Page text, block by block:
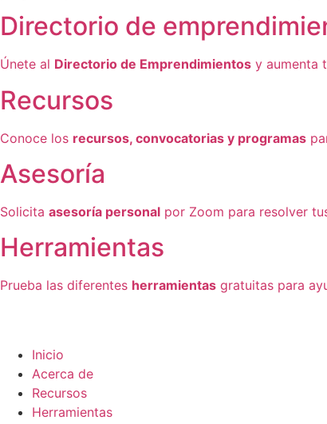
Directorio de
Únete al Directorio de Emprendimientos y aumenta
Recursos
Conoce los recursos, convocatorias y programas
Asesoría
Solicita asesoría personal por Zoom para resolver
Herramientas
Prueba las diferentes herramientas gratuitas para
Inicio
Acerca de
Recursos
Herramientas